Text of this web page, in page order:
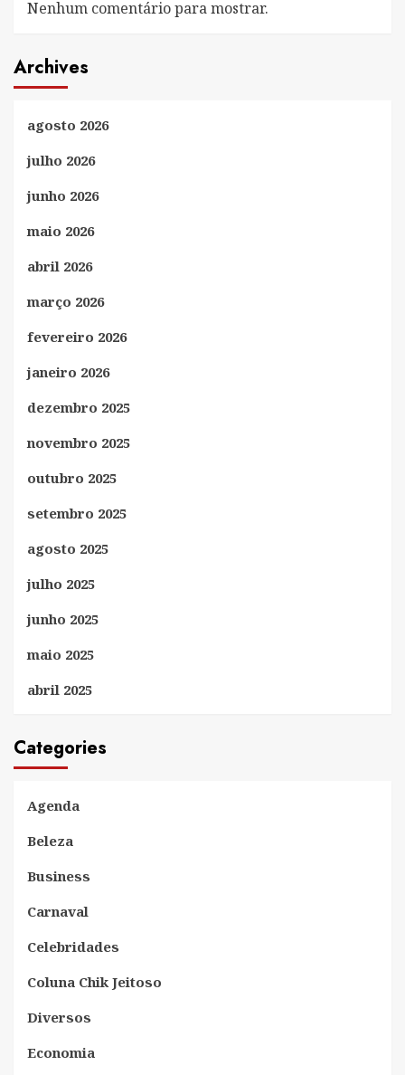
Nenhum comentário para mostrar.
Archives
agosto 2026
julho 2026
junho 2026
maio 2026
abril 2026
março 2026
fevereiro 2026
janeiro 2026
dezembro 2025
novembro 2025
outubro 2025
setembro 2025
agosto 2025
julho 2025
junho 2025
maio 2025
abril 2025
Categories
Agenda
Beleza
Business
Carnaval
Celebridades
Coluna Chik Jeitoso
Diversos
Economia